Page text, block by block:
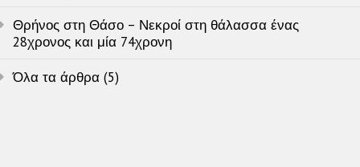
Θρήνος στη Θάσο – Νεκροί στη θάλασσα ένας
28χρονος και μία 74χρονη
Όλα τα άρθρα (5)